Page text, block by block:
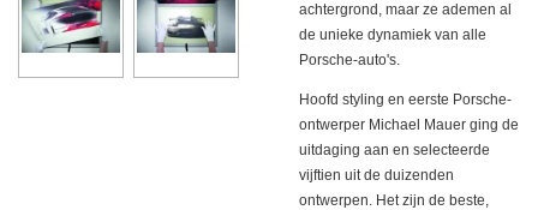
achtergrond, maar ze ademen al
de unieke dynamiek van alle
Porsche-auto's.
Hoofd styling en eerste Porsche-
ontwerper Michael Mauer ging de
uitdaging aan en selecteerde
vijftien uit de duizenden
ontwerpen. Het zijn de beste,